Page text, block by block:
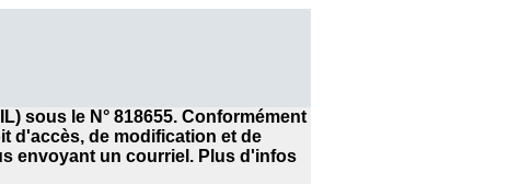
sous le N° 818655. Conformément
d'accès, de modification et de
envoyant un courriel. Plus d'infos